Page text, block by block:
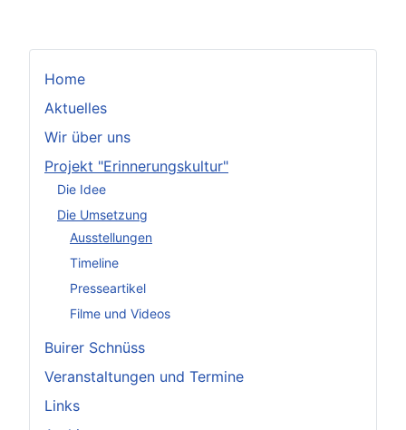
Home
Aktuelles
Wir über uns
Projekt "Erinnerungskultur"
Die Idee
Die Umsetzung
Ausstellungen
Timeline
Presseartikel
Filme und Videos
Buirer Schnüss
Veranstaltungen und Termine
Links